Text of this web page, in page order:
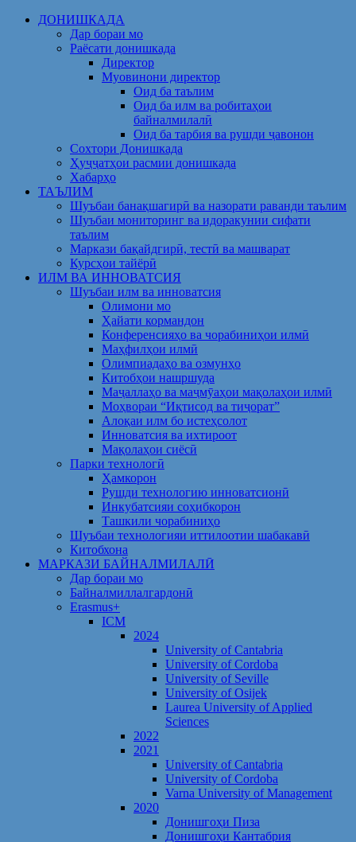
Skip
ДОНИШКАДА
Дар бораи мо
Раёсати донишкада
Директор
Муовинони директор
Оид ба таълим
Оид ба илм ва робитаҳои
байналмилалӣ
Оид ба тарбия ва рушди ҷавонон
Сохтори Донишкада
Ҳуҷҷатҳои расмии донишкада
Хабарҳо
ТАЪЛИМ
Шуъбаи банақшагирӣ ва назорати раванди таълим
Шуъбаи мониторинг ва идоракунии сифати
таълим
Маркази бақайдгирӣ, тестӣ ва машварат
Курсҳои тайёрӣ
ИЛМ ВА ИННОВАТСИЯ
Шуъбаи илм ва инноватсия
Олимони мо
Ҳайати кормандон
Конференсияҳо ва чорабиниҳои илмӣ
Маҳфилҳои илмӣ
Олимпиадаҳо ва озмунҳо
Китобҳои нашршуда
Маҷаллаҳо ва маҷмӯаҳои мақолаҳои илмӣ
Моҳвораи “Иқтисод ва тиҷорат”
Алоқаи илм бо истеҳсолот
Инноватсия ва ихтироот
Мақолаҳои сиёсӣ
Парки технологӣ
Ҳамкорон
Рушди технологию инноватсионӣ
Инкубатсияи соҳибкорон
Ташкили чорабиниҳо
Шуъбаи технологияи иттилоотии шабакавӣ
Китобхона
МАРКАЗИ БАЙНАЛМИЛАЛӢ
Дар бораи мо
Байналмиллалгардонӣ
Erasmus+
ICM
2024
University of Cantabria
University of Cordoba
University of Seville
University of Osijek
Laurea University of Applied
Sciences
2022
2021
University of Cantabria
University of Cordoba
Varna University of Management
2020
Донишгоҳи Пиза
Донишгоҳи Кантабрия